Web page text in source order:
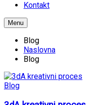
Kontakt
Menu
Blog
Naslovna
Blog
Blog